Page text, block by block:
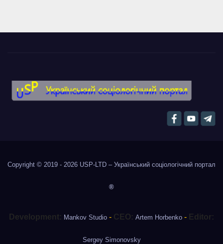
Copyright © 2019 - 2026 USP-LTD – Український соціологічний портал
®
Development: Mankov Studio - CEO: Artem Horbenko - Editor:
Sergey Simonovsky